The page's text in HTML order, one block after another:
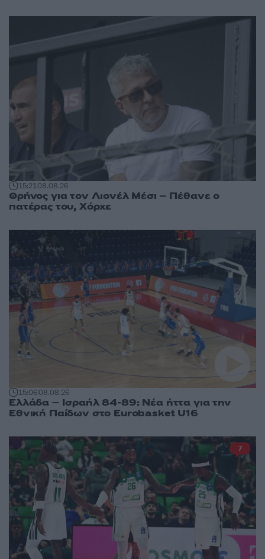
15:2108.08.26
Θρήνος για τον Λιονέλ Μέσι – Πέθανε ο
πατέρας του, Χόρχε
15:0608.08.26
Ελλάδα – Ισραήλ 84-89: Νέα ήττα για την
Εθνική Παίδων στο Eurobasket U16
7